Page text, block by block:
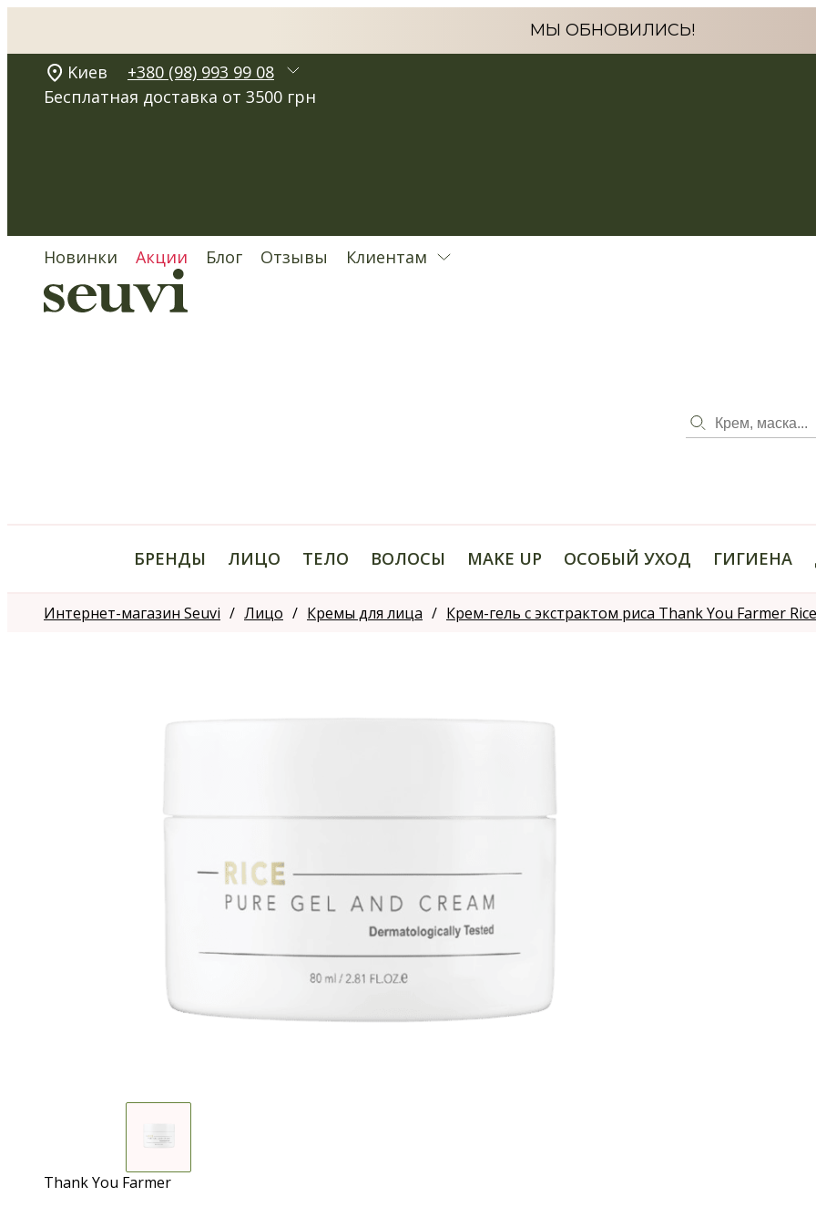
МЫ ОБНОВИЛИСЬ!
Kиев
+380 (98) 993 99 08
Бесплатная доставка от 3500 грн
Новинки Акции Блог Отзывы Клиентам
БРЕНДЫ ЛИЦО ТЕЛО ВОЛОСЫ MAKE UP ОСОБЫЙ УХОД ГИГИЕНА
Интернет-магазин Seuvi Лицо Кремы для лица Крем-гель с экстрактом риса Thank You Farmer
Thank You Farmer